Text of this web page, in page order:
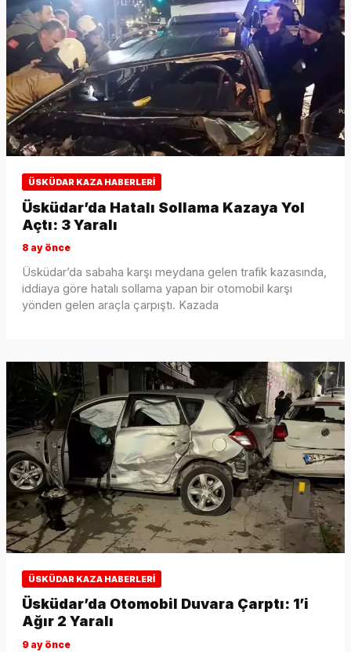
ÜSKÜDAR KAZA HABERLERI
Üsküdar’da Hatalı Sollama Kazaya Yol
Açtı: 3 Yaralı
8 ay önce
Üsküdar’da sabaha karşı meydana gelen trafik kazasında,
iddiaya göre hatalı sollama yapan bir otomobil karşı
yönden gelen araçla çarpıştı. Kazada
ÜSKÜDAR KAZA HABERLERI
Üsküdar’da Otomobil Duvara Çarptı: 1’i
Ağır 2 Yaralı
9 ay önce